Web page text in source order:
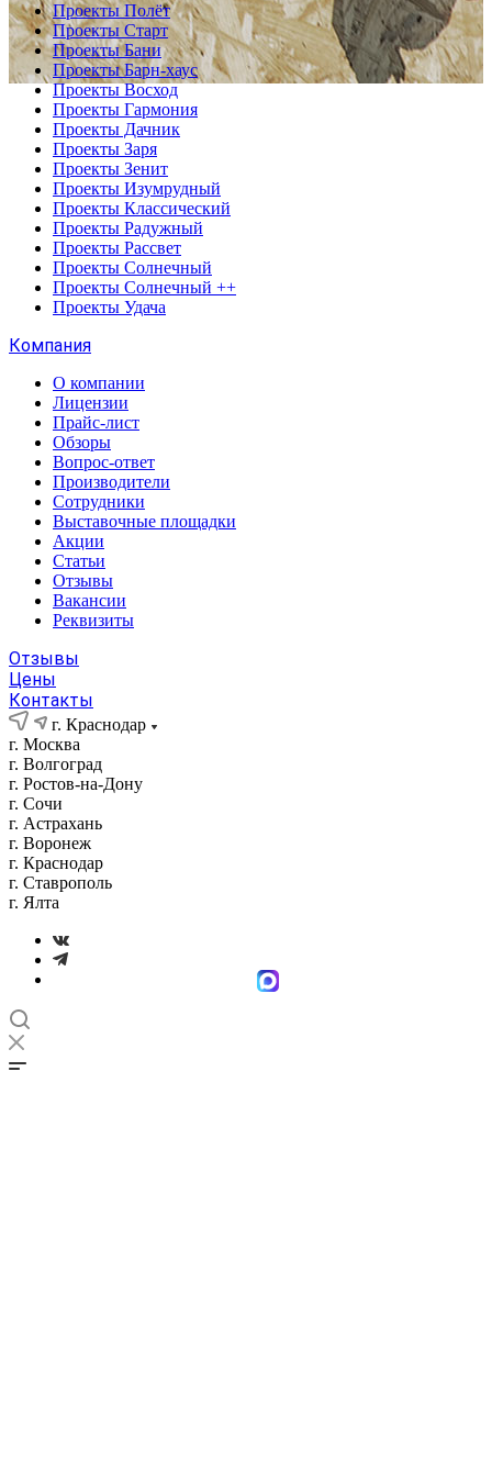
Проекты Полёт
Проекты Старт
Проекты Бани
Проекты Барн-хаус
Проекты Восход
Проекты Гармония
Проекты Дачник
Проекты Заря
Проекты Зенит
Проекты Изумрудный
Проекты Классический
Проекты Радужный
Проекты Рассвет
Проекты Солнечный
Проекты Солнечный ++
Проекты Удача
Компания
О компании
Лицензии
Прайс-лист
Обзоры
Вопрос-ответ
Производители
Сотрудники
Выставочные площадки
Акции
Статьи
Отзывы
Вакансии
Реквизиты
Отзывы
Цены
Контакты
г. Краснодар
г. Москва
г. Волгоград
г. Ростов-на-Дону
г. Сочи
г. Астрахань
г. Воронеж
г. Краснодар
г. Ставрополь
г. Ялта